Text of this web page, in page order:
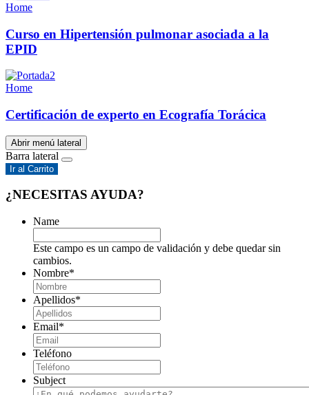
Home
Curso en Hipertensión pulmonar asociada a la
EPID
Home
Certificación de experto en Ecografía Torácica
Abrir menú lateral
Barra lateral
Ir al Carrito
¿NECESITAS AYUDA?
Name
Este campo es un campo de validación y debe quedar sin
cambios.
Nombre*
Apellidos*
Email*
Teléfono
Subject